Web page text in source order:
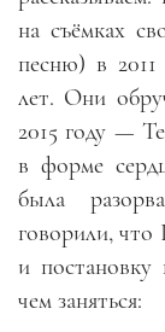
на съёмках
песню) в 2011
лет. Они
2015 году —
в форме
была
говорили, что
и
чем заняться: